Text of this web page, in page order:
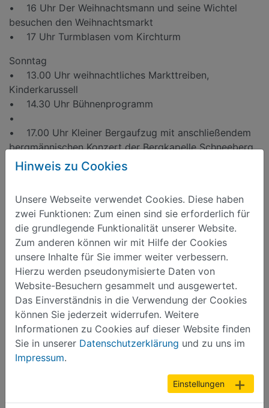
• 16 Uhr Der Weihnachtsmann und seine Wichtel
besuchen den Weihnachtsmarkt
• 17 Uhr Turmblasen vom Kirchturm
Sonntag
• 13.00 Uhr weihnachtliches Markttreiben,
Kinderkarussell
• 14.30 Uhr Bühnenprogramm
•
• 17.00 Uhr Kleiner Bergaufzug mit anschließendem
bergmännischen Konzert der Bergkapelle Schneeberg
Wichtelwerkstatt an beiden Tagen 14:30-17 Uhr
auf 7 Etagen Bergbau- und Stadtgeschichte,
Posamenten, Türmer(S)pass für Kinder und eine
Sonderausstellung
3 Altmarkt - Sa/So 13 – 19 Uhr
Generationstreff & Außengrill
mit herzhaften und süßen Gerichten
Altmarkt am Brunnen
ehem. Cafe Rost
Glühwein “weiß und heiß” vom Schloss Wackerbarth
und verschiedene Leckereien
4 Mittelaltermarkt am Pizzastübl - Sa 13 - 22 Uhr,
Hinweis zu Cookies
Unsere Webseite verwendet Cookies. Diese haben
zwei Funktionen: Zum einen sind sie erforderlich für
die grundlegende Funktionalität unserer Website.
Zum anderen können wir mit Hilfe der Cookies
unsere Inhalte für Sie immer weiter verbessern.
Hierzu werden pseudonymisierte Daten von
Website-Besuchern gesammelt und ausgewertet.
Das Einverständnis in die Verwendung der Cookies
können Sie jederzeit widerrufen. Weitere
Informationen zu Cookies auf dieser Website finden
Sie in unserer Datenschutzerklärung und zu uns im
Impressum.
Einstellungen